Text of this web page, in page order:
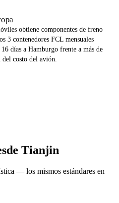
obtiene componentes de freno
3 contenedores FCL mensuales
días a Hamburgo frente a más de
costo del avión.
Tianjin
— los mismos estándares en